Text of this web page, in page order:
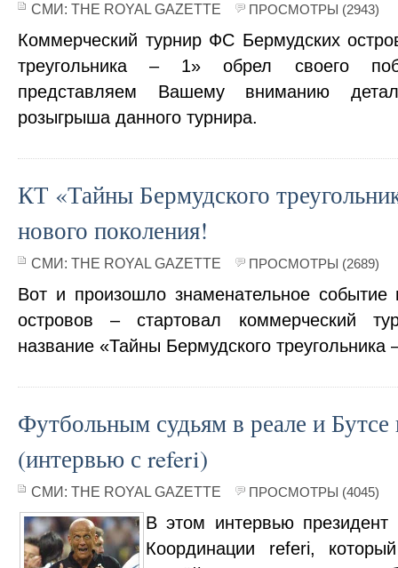
СМИ: THE ROYAL GAZETTE ПРОСМОТРЫ (2943)
Коммерческий турнир ФС Бермудских
треугольника – 1» обрел своего
представляем Вашему вниманию
розыгрыша данного турнира.
КТ «Тайны Бермудского
нового поколения!
СМИ: THE ROYAL GAZETTE ПРОСМОТРЫ (2689)
Вот и произошло знаменательное
островов – стартовал коммерческий
название «Тайны Бермудского треугольника
Футбольным судьям в реале и
(интервью с referi)
СМИ: THE ROYAL GAZETTE ПРОСМОТРЫ (4045)
В этом интервью
Координации referi,